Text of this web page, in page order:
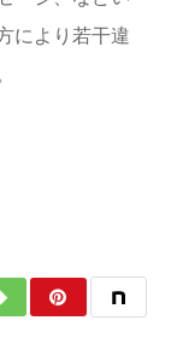
により若干違